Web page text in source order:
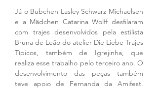
Já o Bubchen Lasley Schwarz Michaelsen
e a Mädchen Catarina Wolff desfilaram
com trajes desenvolvidos pela estilista
Bruna de Leão do atelier Die Liebe Trajes
Típicos, também de Igrejinha, que
realiza esse trabalho pelo terceiro ano. O
desenvolvimento das peças também
teve apoio de Fernanda da Amifest.